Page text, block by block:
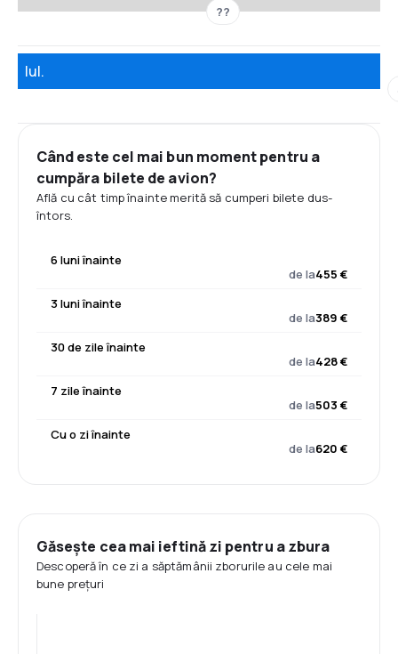
??
Iul.
Când este cel mai bun moment pentru a
cumpăra bilete de avion?
Află cu cât timp înainte merită să cumperi bilete dus-
întors.
6 luni înainte
de la455 €
3 luni înainte
de la389 €
30 de zile înainte
de la428 €
7 zile înainte
de la503 €
Cu o zi înainte
de la620 €
Găsește cea mai ieftină zi pentru a zbura
Descoperă în ce zi a săptămânii zborurile au cele mai
bune prețuri